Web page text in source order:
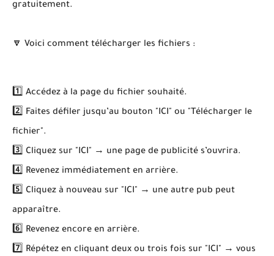
gratuitement.
🔽 Voici comment télécharger les fichiers :
1️⃣ Accédez à la page du fichier souhaité.
2️⃣ Faites défiler jusqu’au bouton "ICI" ou "Télécharger le
fichier".
3️⃣ Cliquez sur "ICI" → une page de publicité s’ouvrira.
4️⃣ Revenez immédiatement en arrière.
5️⃣ Cliquez à nouveau sur "ICI" → une autre pub peut
apparaître.
6️⃣ Revenez encore en arrière.
7️⃣ Répétez en cliquant deux ou trois fois sur "ICI" → vous